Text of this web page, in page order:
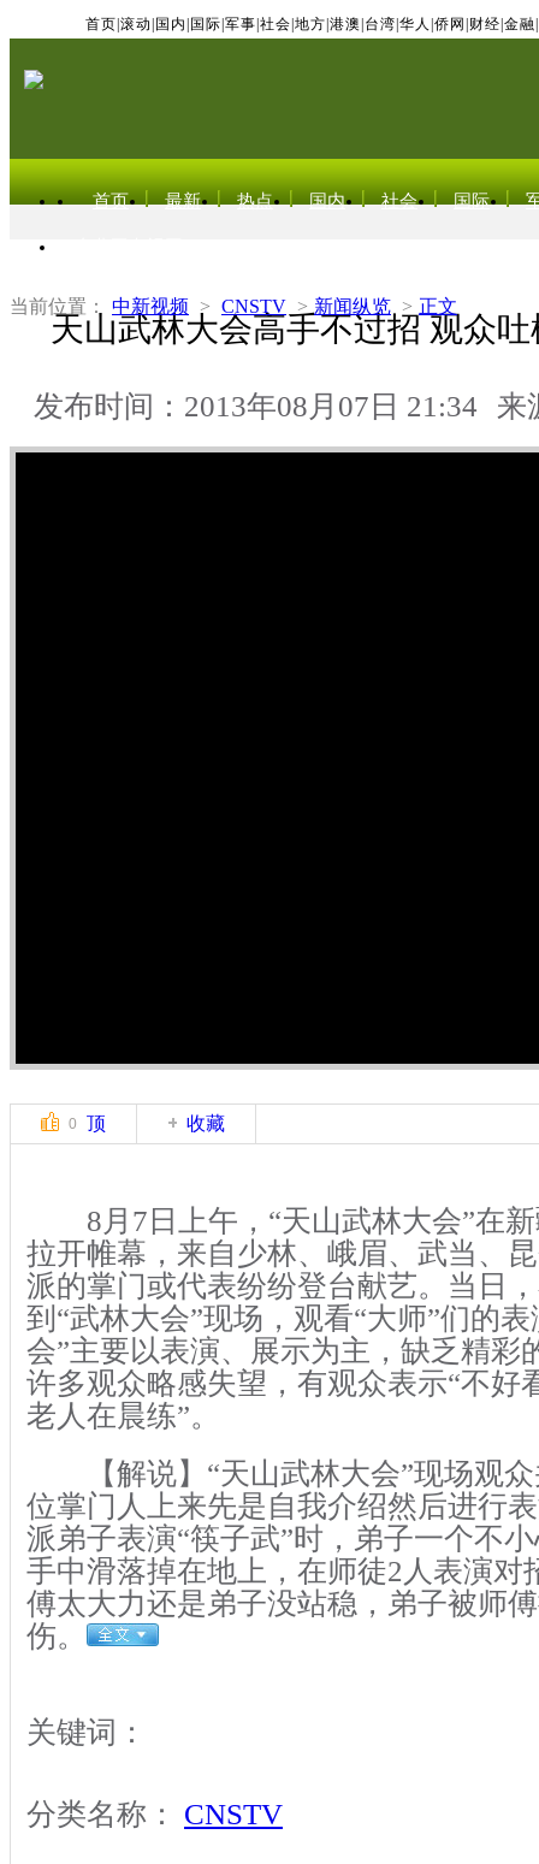
首页 滚动 国内 国际 军事 社会 地方 港澳 台湾 华人 侨网 财经 金融
首页 最新 热点 国内 社会 国际
当前位置： 中新视频 > CNSTV > 新闻纵览 > 正文
天山武林大会高手不过招 观众
发布时间：2013年08月07日 21:34 来
0 顶 收藏
8月7日上午，“天山武林大会”在新
拉开帷幕，来自少林、峨眉、武当、
派的掌门或代表纷纷登台献艺。当日
到“武林大会”现场，观看“大师”们的
会”主要以表演、展示为主，缺乏精彩
许多观众略感失望，有观众表示“不好
老人在晨练”。
【解说】“天山武林大会”现场观众
位掌门人上来先是自我介绍然后进行
派弟子表演“筷子武”时，弟子一个不
手中滑落掉在地上，在师徒2人表演对
傅太大力还是弟子没站稳，弟子被师
伤。
关键词：
分类名称： CNSTV